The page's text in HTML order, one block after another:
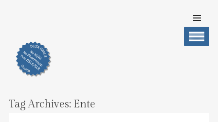
CONTENT
Tag Archives: Ente